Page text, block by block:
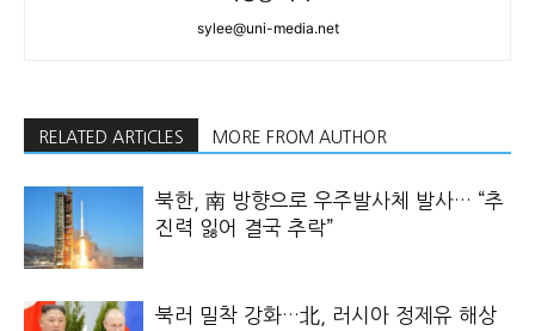
sylee@uni-media.net
RELATED ARTICLES MORE FROM AUTHOR
북한, 南 방향으로 우주발사체 발사… “추
진력 잃어 결국 추락”
북러 밀착 강화…北, 러시아 정제유 해상